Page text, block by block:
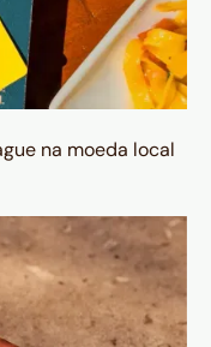
na moeda local